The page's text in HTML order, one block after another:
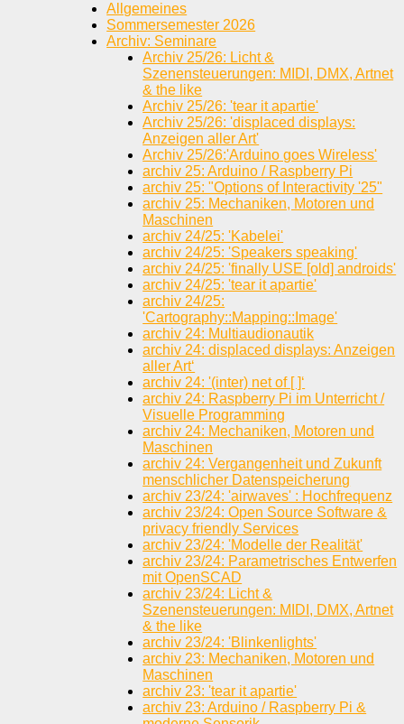
Allgemeines
Sommersemester 2026
Archiv: Seminare
Archiv 25/26: Licht &
Szenensteuerungen: MIDI, DMX, Artnet
& the like
Archiv 25/26: 'tear it apartie'
Archiv 25/26: 'displaced displays:
Anzeigen aller Art'
Archiv 25/26:'Arduino goes Wireless'
archiv 25: Arduino / Raspberry Pi
archiv 25: "Options of Interactivity '25"
archiv 25: Mechaniken, Motoren und
Maschinen
archiv 24/25: 'Kabelei'
archiv 24/25: 'Speakers speaking'
archiv 24/25: 'finally USE [old] androids'
archiv 24/25: 'tear it apartie'
archiv 24/25:
'Cartography::Mapping::Image'
archiv 24: Multiaudionautik
archiv 24: displaced displays: Anzeigen
aller Art‘
archiv 24: '(inter) net of [ ]‘
archiv 24: Raspberry Pi im Unterricht /
Visuelle Programming
archiv 24: Mechaniken, Motoren und
Maschinen
archiv 24: Vergangenheit und Zukunft
menschlicher Datenspeicherung
archiv 23/24: 'airwaves' : Hochfrequenz
archiv 23/24: Open Source Software &
privacy friendly Services
archiv 23/24: 'Modelle der Realität'
archiv 23/24: Parametrisches Entwerfen
mit OpenSCAD
archiv 23/24: Licht &
Szenensteuerungen: MIDI, DMX, Artnet
& the like
archiv 23/24: 'Blinkenlights'
archiv 23: Mechaniken, Motoren und
Maschinen
archiv 23: 'tear it apartie'
archiv 23: Arduino / Raspberry Pi &